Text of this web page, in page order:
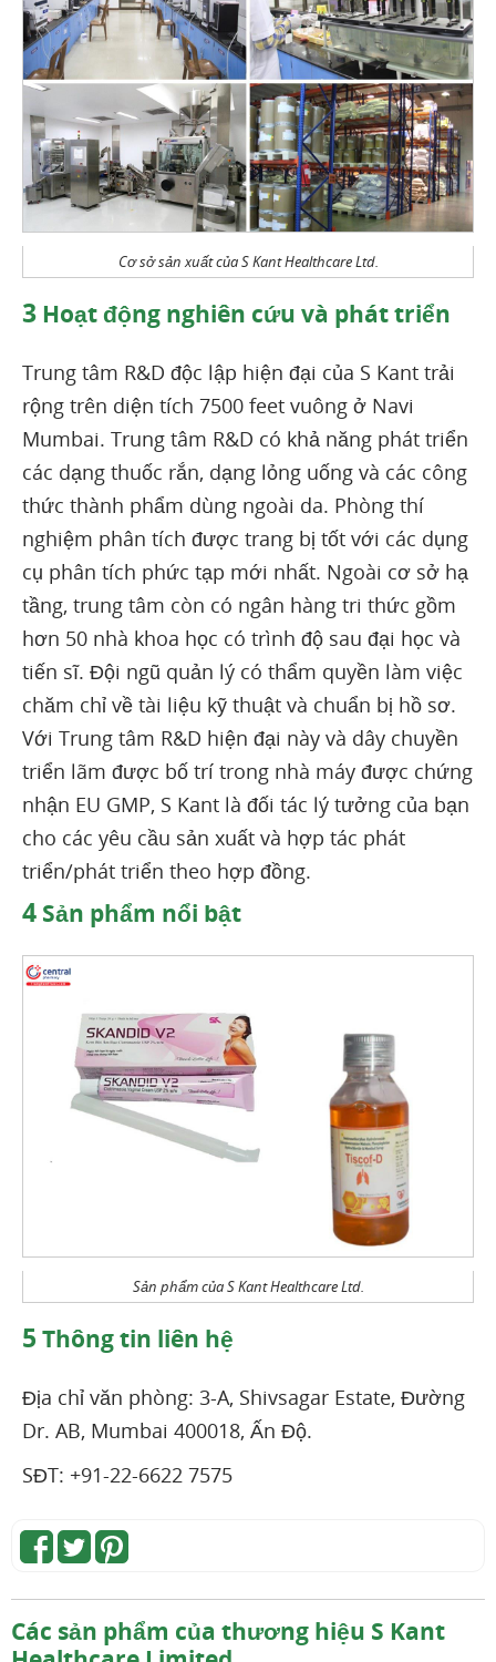
Cơ sở sản xuất của S Kant Healthcare Ltd.
3 Hoạt động nghiên cứu và phát triển
Trung tâm R&D độc lập hiện đại của S Kant trải
rộng trên diện tích 7500 feet vuông ở Navi
Mumbai. Trung tâm R&D có khả năng phát triển
các dạng thuốc rắn, dạng lỏng uống và các công
thức thành phẩm dùng ngoài da. Phòng thí
nghiệm phân tích được trang bị tốt với các dụng
cụ phân tích phức tạp mới nhất. Ngoài cơ sở hạ
tầng, trung tâm còn có ngân hàng tri thức gồm
hơn 50 nhà khoa học có trình độ sau đại học và
tiến sĩ. Đội ngũ quản lý có thẩm quyền làm việc
chăm chỉ về tài liệu kỹ thuật và chuẩn bị hồ sơ.
Với Trung tâm R&D hiện đại này và dây chuyền
triển lãm được bố trí trong nhà máy được chứng
nhận EU GMP, S Kant là đối tác lý tưởng của bạn
cho các yêu cầu sản xuất và hợp tác phát
triển/phát triển theo hợp đồng.
4 Sản phẩm nổi bật
Sản phẩm của S Kant Healthcare Ltd.
5 Thông tin liên hệ
Địa chỉ văn phòng: 3-A, Shivsagar Estate, Đường
Dr. AB, Mumbai 400018, Ấn Độ.
SĐT: +91-22-6622 7575
Các sản phẩm của thương hiệu S Kant